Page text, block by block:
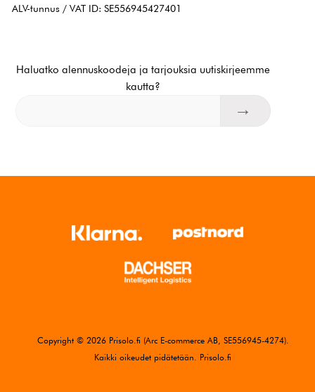
ALV-tunnus / VAT ID: SE556945427401
Haluatko alennuskoodeja ja tarjouksia uutiskirjeemme
kautta?
Copyright © 2026 Prisolo.fi (Arc E-commerce AB, SE556945-4274).
Kaikki oikeudet pidätetään. Prisolo.fi